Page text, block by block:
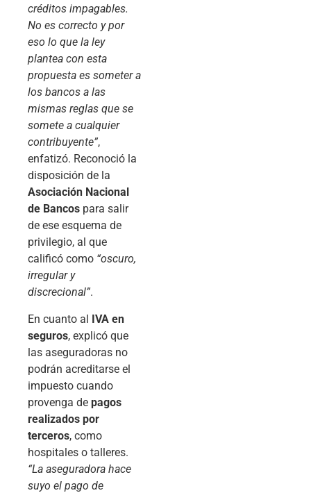
créditos impagables.
No es correcto y por
eso lo que la ley
plantea con esta
propuesta es someter a
los bancos a las
mismas reglas que se
somete a cualquier
contribuyente”,
enfatizó. Reconoció la
disposición de la
Asociación Nacional
de Bancos para salir
de ese esquema de
privilegio, al que
calificó como “oscuro,
irregular y
discrecional”.
En cuanto al IVA en
seguros, explicó que
las aseguradoras no
podrán acreditarse el
impuesto cuando
provenga de pagos
realizados por
terceros, como
hospitales o talleres.
“La aseguradora hace
suyo el pago de